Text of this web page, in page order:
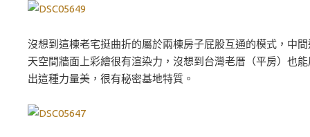
沒想到這棟老宅挺曲折的屬於兩棟房子屁股互通的模式，中
天空間牆面上彩繪很有渲染力，沒想到台灣老厝（平房）也
出這種力量美，很有秘密基地特質。